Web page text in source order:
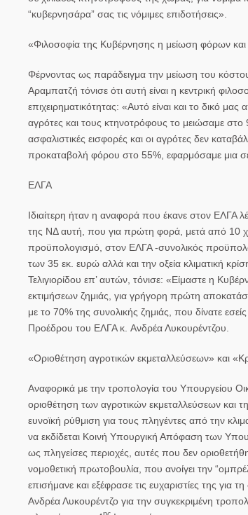
“κυβερνησάρα” σας τις νόμιμες επιδοτήσεις».
«Φιλοσοφία της Κυβέρνησης η μείωση φόρων
Φέρνοντας ως παράδειγμα την μείωση του
Αραμπατζή τόνισε ότι αυτή είναι η κεντρική
επιχειρηματικότητας: «Αυτό είναι και το δικό
αγρότες και τους κτηνοτρόφους το μειώσαμε
ασφαλιστικές εισφορές και οι αγρότες δεν
προκαταβολή φόρου στο 55%, εφαρμόσαμε μια
ΕΛΓΑ
Ιδιαίτερη ήταν η αναφορά που έκανε στον ΕΛΓΑ
της ΝΔ αυτή, που για πρώτη φορά, μετά από 10
προϋπολογισμό, στον ΕΛΓΑ -συνολικός
των 35 εκ. ευρώ αλλά και την οξεία κλιματική
Τελιγιορίδου επ’ αυτών, τόνισε: «Είμαστε η
εκτιμήσεων ζημιάς, για γρήγορη πρώτη
με το 70% της συνολικής ζημιάς, που δίνατε
Προέδρου του ΕΛΓΑ κ. Ανδρέα Λυκουρέντζου.
«Οριοθέτηση αγροτικών εκμεταλλεύσεων» και
Αναφορικά με την τροπολογία του Υπουργείου
οριοθέτηση των αγροτικών εκμεταλλεύσεων και
ευνοϊκή ρύθμιση για τους πληγέντες από την
να εκδίδεται Κοινή Υπουργική Απόφαση των
ως πληγείσες περιοχές, αυτές που δεν
νομοθετική πρωτοβουλία, που ανοίγει την
επισήμανε και εξέφρασε τις ευχαριστίες της
Ανδρέα Λυκουρέντζο για την συγκεκριμένη